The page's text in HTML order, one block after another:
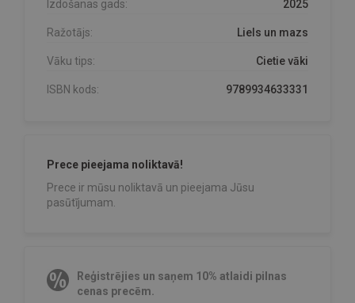
Izdošanas gads: 2025
Ražotājs: Liels un mazs
Vāku tips: Cietie vāki
ISBN kods: 9789934633331
Prece pieejama noliktavā!
Prece ir mūsu noliktavā un pieejama Jūsu
pasūtījumam.
Reģistrējies un saņem 10% atlaidi pilnas
cenas precēm.